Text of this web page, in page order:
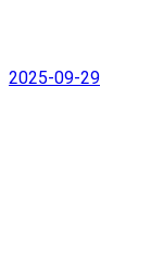
2025-09-29